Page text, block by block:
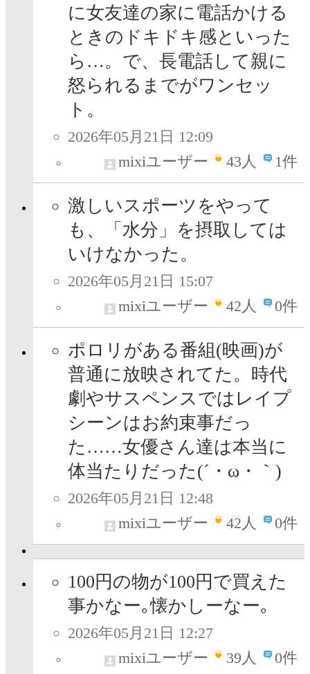
に女友達の家に電話かける
ときのドキドキ感といった
ら…。で、長電話して親に
怒られるまでがワンセッ
ト。
2026年05月21日 12:09
mixiユーザー
43人 1件
激しいスポーツをやって
も、「水分」を摂取しては
いけなかった。
2026年05月21日 15:07
mixiユーザー
42人 0件
ポロリがある番組(映画)が
普通に放映されてた。時代
劇やサスペンスではレイプ
シーンはお約束事だっ
た……女優さん達は本当に
体当たりだった(´・ω・｀)
2026年05月21日 12:48
mixiユーザー
42人 0件
100円の物が100円で買えた
事かなー｡懐かしーなー｡
2026年05月21日 12:27
mixiユーザー
39人 0件